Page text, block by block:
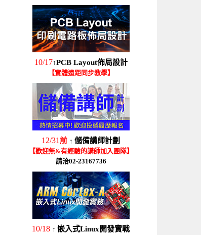
10/17↑PCB Layout佈局設計
【實體遠距同步教學】
12/31前 ↑ 儲備講師計劃
【歡迎無&有經驗的講師加入團隊】
請洽02-23167736
10/18 ↑ 嵌入式Linux開發實戰